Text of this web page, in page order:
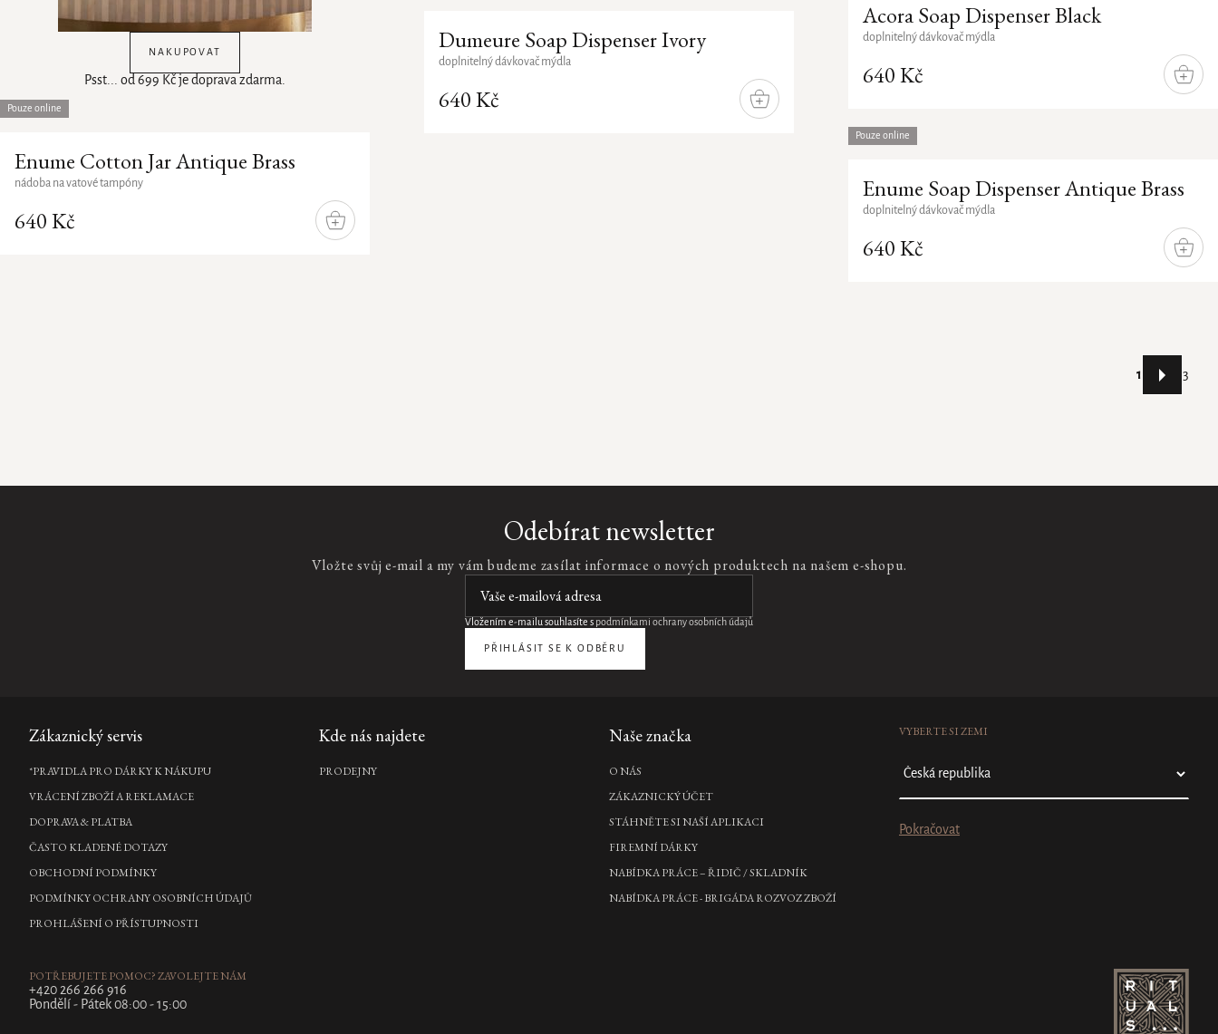
NAKUPOVAT
Psst... od 699 Kč je doprava zdarma.
Acora Soap Dispenser Black
640 Kč
DO
doplnitelný dávkovač mýdla
Dumeure Soap Dispenser Ivory
640 Kč
DO
KOŠÍKU
doplnitelný dávkovač mýdla
Pouze online
Enume Cotton Jar Antique Brass
640 Kč
DO
KOŠÍKU
nádoba na vatové tampóny
Pouze online
Enume Soap Dispenser Antique Brass
640 Kč
DO
doplnitelný dávkovač mýdla
1 3
Odebírat newsletter
Vložte svůj e-mail a my vám budeme zasílat informace o nových produktech na našem e-shopu.
Vložením e-mailu souhlasíte s podmínkami ochrany osobních údajů
PŘIHLÁSIT SE K ODBĚRU
Zápatí
Zákaznický servis
*PRAVIDLA PRO DÁRKY K NÁKUPU
VRÁCENÍ ZBOŽÍ A REKLAMACE
DOPRAVA & PLATBA
ČASTO KLADENÉ DOTAZY
OBCHODNÍ PODMÍNKY
PODMÍNKY OCHRANY OSOBNÍCH ÚDAJŮ
PROHLÁŠENÍ O PŘÍSTUPNOSTI
Kde nás najdete
PRODEJNY
Naše značka
O NÁS
ZÁKAZNICKÝ ÚČET
STÁHNĚTE SI NAŠÍ APLIKACI
FIREMNÍ DÁRKY
NABÍDKA PRÁCE – ŘIDIČ / SKLADNÍK
NABÍDKA PRÁCE - BRIGÁDA ROZVOZ ZBOŽÍ
VYBERTE SI ZEMI
Pokračovat
POTŘEBUJETE POMOC? ZAVOLEJTE NÁM
+420 266 266 916
Pondělí - Pátek 08:00 - 15:00